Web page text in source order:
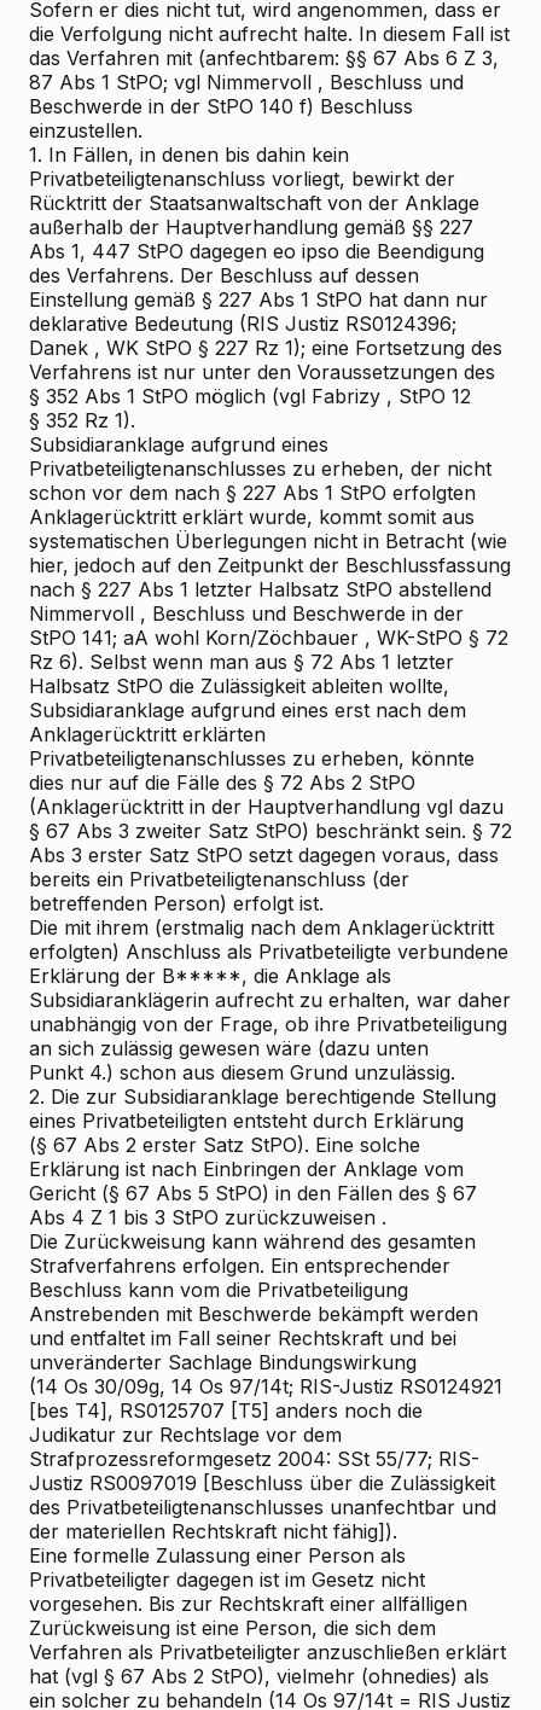
Sofern er dies nicht tut, wird angenommen, dass er
die Verfolgung nicht aufrecht halte. In diesem Fall ist
das Verfahren mit (anfechtbarem: §§ 67 Abs 6 Z 3,
87 Abs 1 StPO; vgl Nimmervoll , Beschluss und
Beschwerde in der StPO 140 f) Beschluss
einzustellen.
1. In Fällen, in denen bis dahin kein
Privatbeteiligtenanschluss vorliegt, bewirkt der
Rücktritt der Staatsanwaltschaft von der Anklage
außerhalb der Hauptverhandlung gemäß §§ 227
Abs 1, 447 StPO dagegen eo ipso die Beendigung
des Verfahrens. Der Beschluss auf dessen
Einstellung gemäß § 227 Abs 1 StPO hat dann nur
deklarative Bedeutung (RIS Justiz RS0124396;
Danek , WK StPO § 227 Rz 1); eine Fortsetzung des
Verfahrens ist nur unter den Voraussetzungen des
§ 352 Abs 1 StPO möglich (vgl Fabrizy , StPO 12
§ 352 Rz 1).
Subsidiaranklage aufgrund eines
Privatbeteiligtenanschlusses zu erheben, der nicht
schon vor dem nach § 227 Abs 1 StPO erfolgten
Anklagerücktritt erklärt wurde, kommt somit aus
systematischen Überlegungen nicht in Betracht (wie
hier, jedoch auf den Zeitpunkt der Beschlussfassung
nach § 227 Abs 1 letzter Halbsatz StPO abstellend
Nimmervoll , Beschluss und Beschwerde in der
StPO 141; aA wohl Korn/Zöchbauer , WK-StPO § 72
Rz 6). Selbst wenn man aus § 72 Abs 1 letzter
Halbsatz StPO die Zulässigkeit ableiten wollte,
Subsidiaranklage aufgrund eines erst nach dem
Anklagerücktritt erklärten
Privatbeteiligtenanschlusses zu erheben, könnte
dies nur auf die Fälle des § 72 Abs 2 StPO
(Anklagerücktritt in der Hauptverhandlung vgl dazu
§ 67 Abs 3 zweiter Satz StPO) beschränkt sein. § 72
Abs 3 erster Satz StPO setzt dagegen voraus, dass
bereits ein Privatbeteiligtenanschluss (der
betreffenden Person) erfolgt ist.
Die mit ihrem (erstmalig nach dem Anklagerücktritt
erfolgten) Anschluss als Privatbeteiligte verbundene
Erklärung der B*****, die Anklage als
Subsidiaranklägerin aufrecht zu erhalten, war daher
unabhängig von der Frage, ob ihre Privatbeteiligung
an sich zulässig gewesen wäre (dazu unten
Punkt 4.) schon aus diesem Grund unzulässig.
2. Die zur Subsidiaranklage berechtigende Stellung
eines Privatbeteiligten entsteht durch Erklärung
(§ 67 Abs 2 erster Satz StPO). Eine solche
Erklärung ist nach Einbringen der Anklage vom
Gericht (§ 67 Abs 5 StPO) in den Fällen des § 67
Abs 4 Z 1 bis 3 StPO zurückzuweisen .
Die Zurückweisung kann während des gesamten
Strafverfahrens erfolgen. Ein entsprechender
Beschluss kann vom die Privatbeteiligung
Anstrebenden mit Beschwerde bekämpft werden
und entfaltet im Fall seiner Rechtskraft und bei
unveränderter Sachlage Bindungswirkung
(14 Os 30/09g, 14 Os 97/14t; RIS-Justiz RS0124921
[bes T4], RS0125707 [T5] anders noch die
Judikatur zur Rechtslage vor dem
Strafprozessreformgesetz 2004: SSt 55/77; RIS-
Justiz RS0097019 [Beschluss über die Zulässigkeit
des Privatbeteiligtenanschlusses unanfechtbar und
der materiellen Rechtskraft nicht fähig]).
Eine formelle Zulassung einer Person als
Privatbeteiligter dagegen ist im Gesetz nicht
vorgesehen. Bis zur Rechtskraft einer allfälligen
Zurückweisung ist eine Person, die sich dem
Verfahren als Privatbeteiligter anzuschließen erklärt
hat (vgl § 67 Abs 2 StPO), vielmehr (ohnedies) als
ein solcher zu behandeln (14 Os 97/14t = RIS Justiz